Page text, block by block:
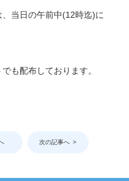
当日の午前中(12時迄)に
も配布しております。
次の記事へ